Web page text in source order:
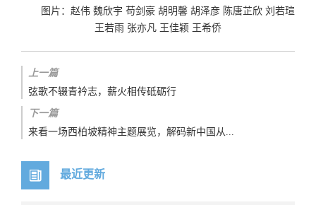
图片：赵伟 魏欣宇 苟剑豪 胡明馨 胡泽彦 陈唐芷欣 刘若瑄
王若雨 张亦凡 王佳颖 王希侨
上一篇
弦歌不辍青衿志，薪火相传砥砺行
下一篇
来看一场西柏坡精神主题展览，解码新中国从...
最近更新